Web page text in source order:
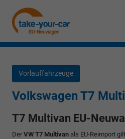
Vorlauffahrzeuge
Volkswagen T7
T7 Multivan EU-
Der VW T7 Multivan als EU-Reimport